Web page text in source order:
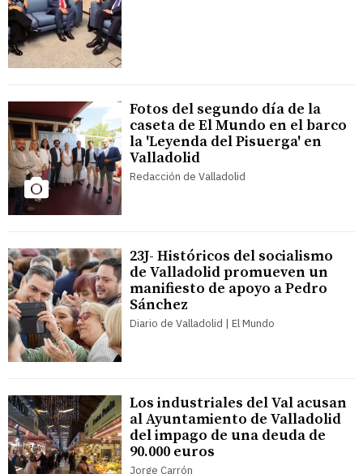
Fotos del segundo día de la
caseta de El Mundo en el barco
la 'Leyenda del Pisuerga' en
Valladolid
Redacción de Valladolid
23J- Históricos del socialismo
de Valladolid promueven un
manifiesto de apoyo a Pedro
Sánchez
Diario de Valladolid | El Mundo
Los industriales del Val acusan
al Ayuntamiento de Valladolid
del impago de una deuda de
90.000 euros
Jorge Carrón